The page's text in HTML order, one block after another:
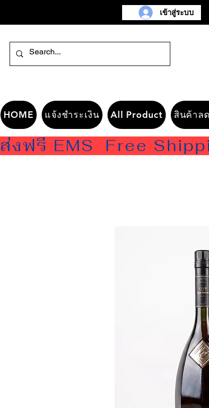
เข้าสู่ระบบ
HOME แจ้งชำระเงิน All Product สินค้าล
ส่งฟรี EMS  Free